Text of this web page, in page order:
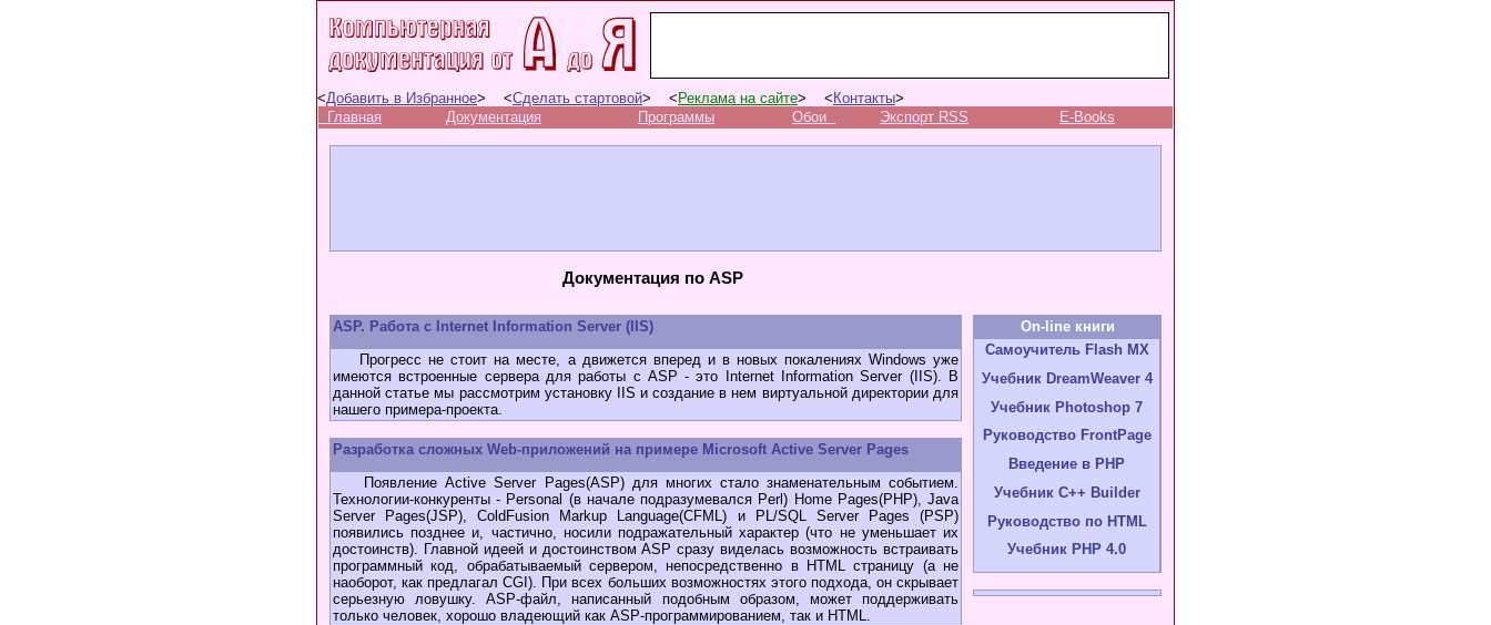
<Добавить в Избранное> <Сделать стартовой> < Реклама на сайте> < Контакты>
Главная
Документация Программы Обои Экспорт RSS E-Books
Документация по ASP
ASP. Работа с Internet Information Server (IIS)
Прогресс не стоит на месте, а движется вперед и в новых покалениях Windows уже
имеются встроенные сервера для работы с ASP - это Internet Information Server (IIS). В
данной статье мы рассмотрим установку IIS и создание в нем виртуальной директории для
нашего примера-проекта.
Разработка сложных Web-приложений на примере Microsoft Active Server Pages
Появление Active Server Pages(ASP) для многих стало знаменательным событием.
Технологии-конкуренты - Personal (в начале подразумевался Perl) Home Pages(PHP), Java
Server Pages(JSP), ColdFusion Markup Language(CFML) и PL/SQL Server Pages (PSP)
появились позднее и, частично, носили подражательный характер (что не уменьшает их
достоинств). Главной идеей и достоинством ASP сразу виделась возможность встраивать
программный код, обрабатываемый сервером, непосредственно в HTML страницу (а не
наоборот, как предлагал CGI). При всех больших возможностях этого подхода, он скрывает
серьезную ловушку. ASP-файл, написанный подобным образом, может поддерживать
только человек, хорошо владеющий как ASP-программированием, так и HTML.
On-line книги
Самоучитель Flash MX
Учебник DreamWeaver 4
Учебник Photoshop 7
Руководство FrontPage
Введение в PHP
Учебник C++ Builder
Руководство по HTML
Учебник PHP 4.0